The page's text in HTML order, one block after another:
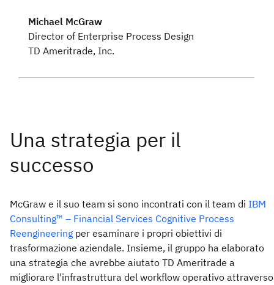
Michael McGraw
Director of Enterprise Process Design
TD Ameritrade, Inc.
McGraw e il suo team si sono incontrati con il team di IBM
Consulting™ – Financial Services Cognitive Process
Reengineering per esaminare i propri obiettivi di
trasformazione aziendale. Insieme, il gruppo ha elaborato
una strategia che avrebbe aiutato TD Ameritrade a
migliorare l'infrastruttura del workflow operativo attraverso